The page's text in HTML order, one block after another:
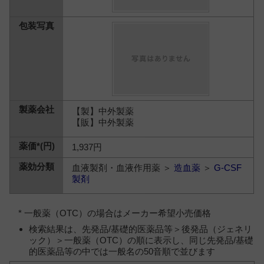
【製】中外製薬
【販】中外製薬
1,937円
血液製剤・血液作用薬 ＞造血薬 ＞ G-CSF
製剤
* 一般薬（OTC）の場合はメーカー希望小売価格
検索結果は、先発品/基礎的医薬品等＞後発品（ジェネリ
ック）＞一般薬（OTC）の順に表示し、同じ先発品/基礎
的医薬品等の中では一般名の50音順で並びます